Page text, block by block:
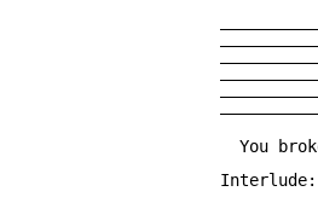
You
Interlude: